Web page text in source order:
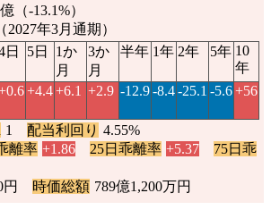
（-13.1%）
年3月通期）
日 5日
1か
月
3か
月
半年 1年 2年 5年 10
年
+4.4+6.1 +2.9 -12.9-8.4-25.1 -5.6+56
1 配当利回り 4.55%
離率 +1.86 25日乖離率 +5.37
75日乖
円 時価総額 789億1,200万円